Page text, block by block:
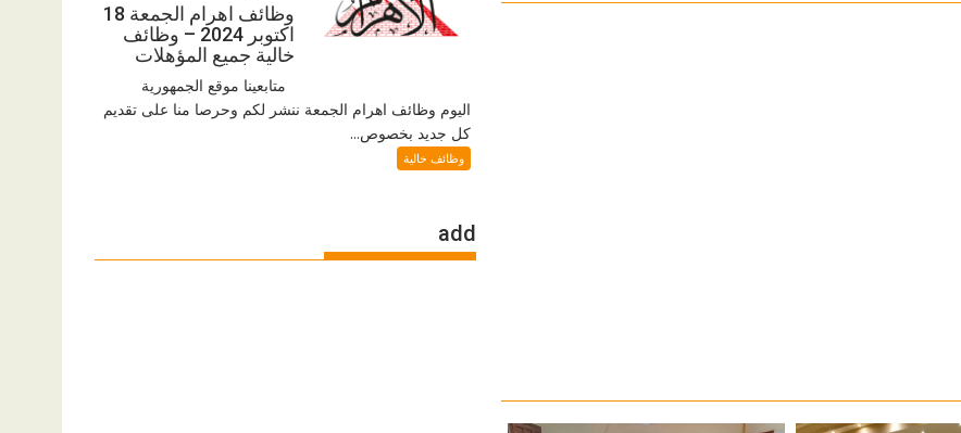
وظائف اهرام الجمعة 18
اكتوبر 2024 – وظائف
خالية جميع المؤهلات
متابعينا موقع الجمهورية
اليوم وظائف اهرام الجمعة ننشر لكم وحرصا منا على تقديم
كل جديد بخصوص...
وظائف خالية
add